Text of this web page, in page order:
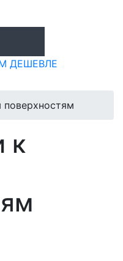
ДЕШЕВЛЕ
к